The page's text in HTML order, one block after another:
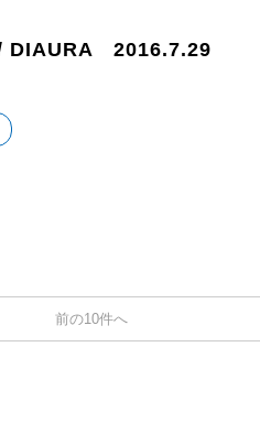
DIAURA 2016.7.29
前の10件へ